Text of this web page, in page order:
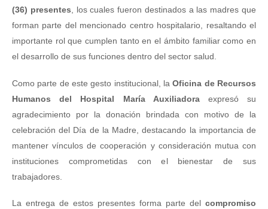
(36) presentes, los cuales fueron destinados a las madres que
forman parte del mencionado centro hospitalario, resaltando el
importante rol que cumplen tanto en el ámbito familiar como en
el desarrollo de sus funciones dentro del sector salud.
Como parte de este gesto institucional, laOficina de Recursos
Humanos del Hospital María Auxiliadoraexpresó su
agradecimiento por la donación brindada con motivo de la
celebración del Día de la Madre, destacando la importancia de
mantener vínculos de cooperación y consideración mutua con
instituciones comprometidas con el bienestar de sus
trabajadores.
La entrega de estos presentes forma parte del compromiso